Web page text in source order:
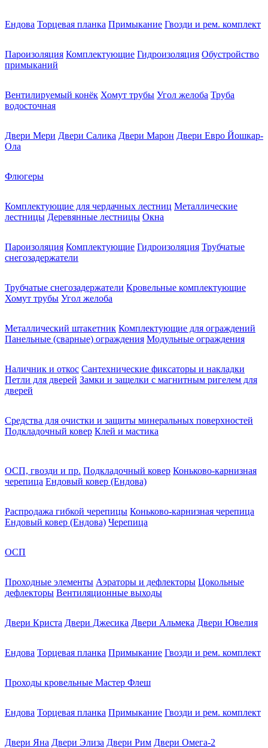
Ендова Торцевая планка Примыкание Гвозди и рем. комплект
Пароизоляция Комплектующие Гидроизоляция Обустройство
примыканий
Вентилируемый конёк Хомут трубы Угол желоба Труба
водосточная
Двери Мери Двери Салика Двери Марон Двери Евро Йошкар-
Ола
Флюгеры
Комплектующие для чердачных лестниц Металлические
лестницы Деревянные лестницы Окна
Пароизоляция Комплектующие Гидроизоляция Трубчатые
снегозадержатели
Трубчатые снегозадержатели Кровельные комплектующие
Хомут трубы Угол желоба
Металлический штакетник Комплектующие для ограждений
Панельные (сварные) ограждения Модульные ограждения
Наличник и откос Сантехнические фиксаторы и накладки
Петли для дверей Замки и защелки с магнитным ригелем для
дверей
Средства для очистки и защиты минеральных поверхностей
Подкладочный ковер Клей и мастика
ОСП, гвозди и пр. Подкладочный ковер Коньково-карнизная
черепица Ендовый ковер (Ендова)
Распродажа гибкой черепицы Коньково-карнизная черепица
Ендовый ковер (Ендова) Черепица
ОСП
Проходные элементы Аэраторы и дефлекторы Цокольные
дефлекторы Вентиляционные выходы
Двери Криста Двери Джесика Двери Альмека Двери Ювелия
Ендова Торцевая планка Примыкание Гвозди и рем. комплект
Проходы кровельные Мастер Флеш
Ендова Торцевая планка Примыкание Гвозди и рем. комплект
Двери Яна Двери Элиза Двери Рим Двери Омега-2